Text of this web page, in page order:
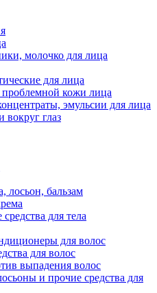
молочко для лица
для лица
проблемной кожи лица
эмульсии для лица
вокруг глаз
лосьон, бальзам
для тела
для волос
для волос
выпадения волос
и прочие средства для